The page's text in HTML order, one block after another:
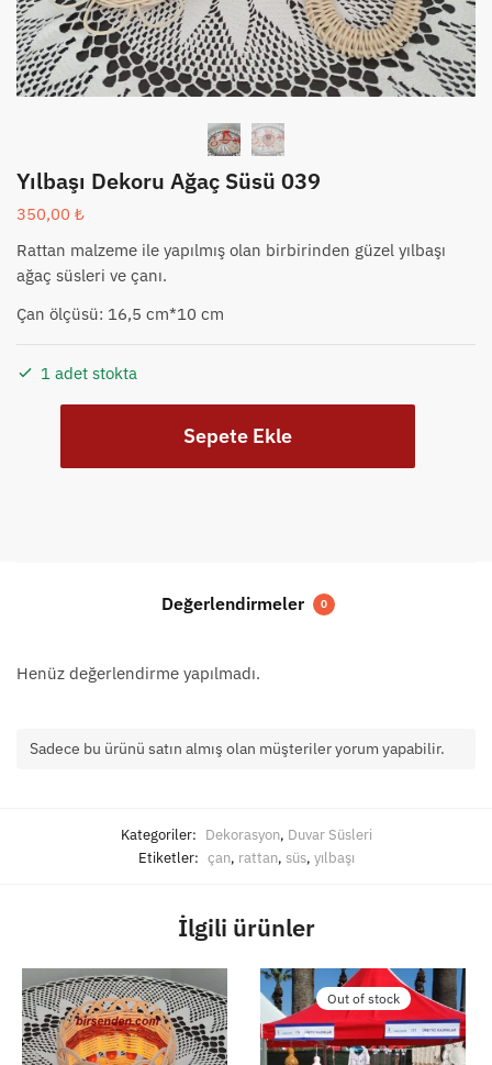
Yılbaşı Dekoru Ağaç Süsü 039
350,00 ₺
Rattan malzeme ile yapılmış olan birbirinden güzel yılbaşı
ağaç süsleri ve çanı.
Çan ölçüsü: 16,5 cm*10 cm
1 adet stokta
Sepete Ekle
Değerlendirmeler 0
Henüz değerlendirme yapılmadı.
Sadece bu ürünü satın almış olan müşteriler yorum yapabilir.
Kategoriler: Dekorasyon, Duvar Süsleri
Etiketler: çan, rattan, süs, yılbaşı
İlgili ürünler
Out of stock